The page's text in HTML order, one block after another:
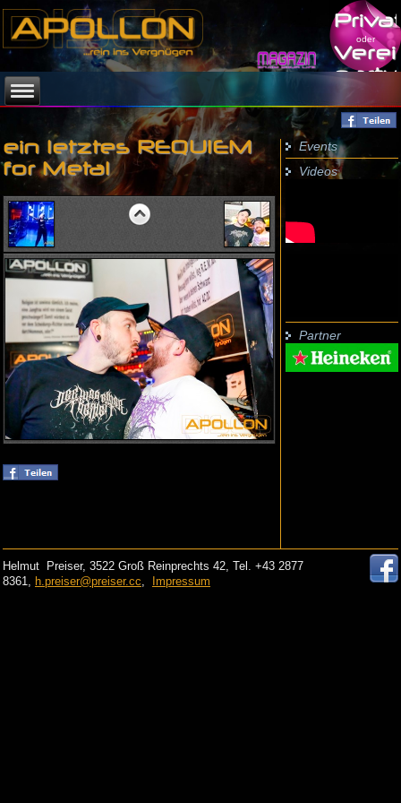
oder
ein letztes REQUIEM
for Metal
Events
Videos
Partner
Helmut Preiser, 3522 Groß Reinprechts 42, Tel. +43 2877
8361, h.preiser@preiser.cc, Impressum